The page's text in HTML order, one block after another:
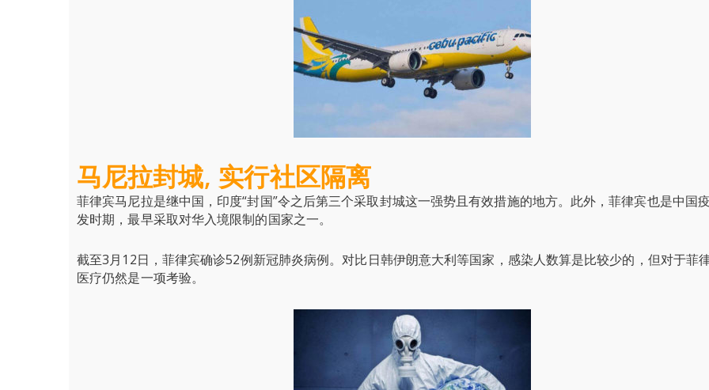
马尼拉封城, 实行社区隔离
菲律宾马尼拉是继中国，印度“封国”令之后第三个采取封城这一强势且有效措施的地方。此外，菲律宾也是中国
发时期，最早采取对华入境限制的国家之一。
截至3月12日，菲律宾确诊52例新冠肺炎病例。对比日韩伊朗意大利等国家，感染人数算是比较少的，但对于菲
医疗仍然是一项考验。